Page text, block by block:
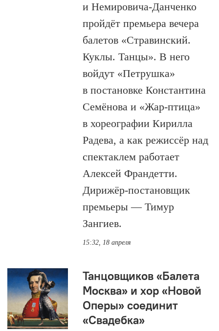
и Немировича-Данченко
пройдёт премьера вечера
балетов «Стравинский.
Куклы. Танцы». В него
войдут «Петрушка»
в постановке Константина
Семёнова и «Жар-птица»
в хореографии Кирилла
Радева, а как режиссёр над
спектаклем работает
Алексей Франдетти.
Дирижёр-постановщик
премьеры — Тимур
Зангиев.
15:32, 18 апреля
Танцовщиков «Балета
Москва» и хор «Новой
Оперы» соединит
«Свадебка»